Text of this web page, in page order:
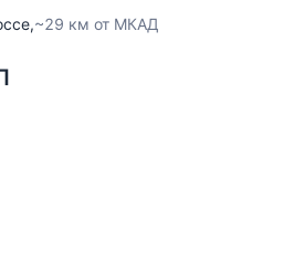
кирпича. Для внутренней
экологичные материалы:
древесины, розовый
венецианской
гарнитур оснащен
от Bosch, Kuppersbusch,
~29 км от МКАД